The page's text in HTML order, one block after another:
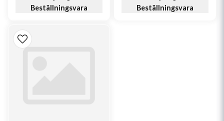
Beställningsvara
Beställningsvara